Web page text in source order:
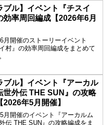
伝報酬を全回収するためのバイブ
ブル】イベント『チスイ
効率周回編成【2026年6月
月開催のストーリーイベント
イ村』の効率周回編成をまとめて
ブル】イベント『アーカル
世外伝 THE SUN』の攻略
2026年5月開催】
月開催のイベント『アーカルム
伝 THE SUN』の攻略編成をま